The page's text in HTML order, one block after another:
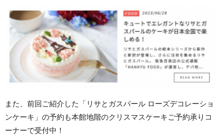
また、前回ご紹介した「リサとガスパール ローズデコレーショ
ンケーキ」の予約も本館地階のクリスマスケーキご予約承りコ
ーナーで受付中！